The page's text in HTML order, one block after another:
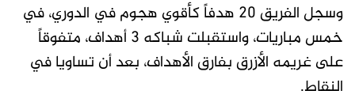
وسجل الفريق 20 هدفاً كأقوي هجوم في الدوري، في
خمس مباريات، واستقبلت شباكه 3 أهداف، متفوقاً
على غريمه الأزرق بفارق الأهداف، بعد أن تساويا في
النقاط.